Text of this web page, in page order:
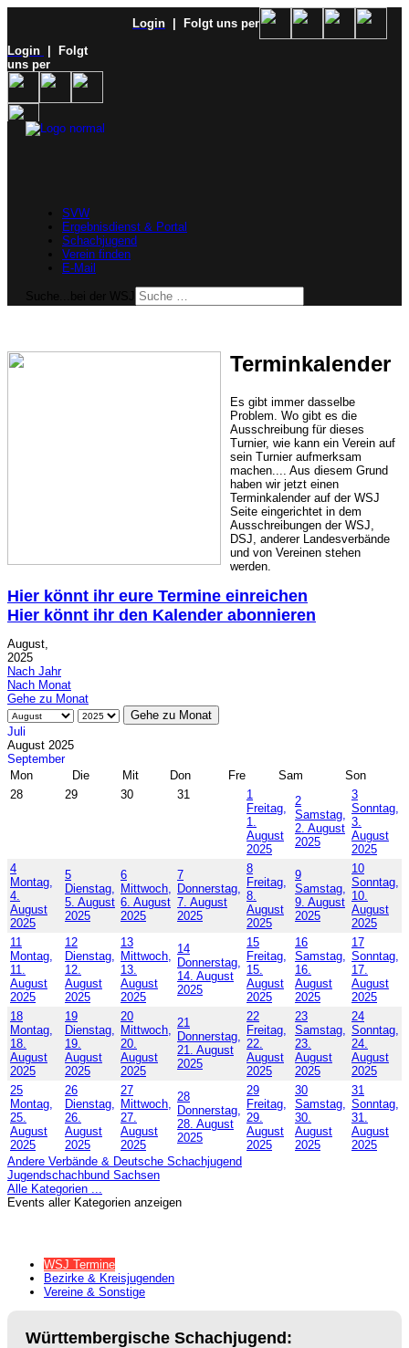
Login
| Folgt uns per
Login
| Folgt
uns per
SVW
Ergebnisdienst & Portal
Schachjugend
Verein finden
E-Mail
Terminkalender
Es gibt immer dasselbe
Problem. Wo gibt es die
Ausschreibung für dieses
Turnier, wie kann ein Verein auf
sein Turnier aufmerksam
machen.... Aus diesem Grund
haben wir jetzt einen
Terminkalender auf der WSJ
Seite eingerichtet in dem
Ausschreibungen der WSJ,
DSJ, anderer Landesverbände
und von Vereinen stehen
werden.
Hier könnt ihr eure Termine einreichen
Hier könnt ihr den Kalender abonnieren
August,
2025
Nach Jahr
Nach Monat
Gehe zu Monat
Gehe zu Monat
Juli
August 2025
September
Mon
Die Mit Don Fre Sam
Son
28
29 30 31
1
Freitag,
1.
August
2025
2
Samstag,
2. August
2025
3
Sonntag,
3.
August
2025
4
Montag,
4.
August
2025
5
Dienstag,
5. August
2025
6
Mittwoch,
6. August
2025
7
Donnerstag,
7. August
2025
8
Freitag,
8.
August
2025
9
Samstag,
9. August
2025
10
Sonntag,
10.
August
2025
11
Montag,
11.
August
2025
12
Dienstag,
12.
August
2025
13
Mittwoch,
13.
August
2025
14
Donnerstag,
14. August
2025
15
Freitag,
15.
August
2025
16
Samstag,
16.
August
2025
17
Sonntag,
17.
August
2025
18
Montag,
18.
August
2025
19
Dienstag,
19.
August
2025
20
Mittwoch,
20.
August
2025
21
Donnerstag,
21. August
2025
22
Freitag,
22.
August
2025
23
Samstag,
23.
August
2025
24
Sonntag,
24.
August
2025
25
Montag,
25.
August
2025
26
Dienstag,
26.
August
2025
27
Mittwoch,
27.
August
2025
28
Donnerstag,
28. August
2025
29
Freitag,
29.
August
2025
30
Samstag,
30.
August
2025
31
Sonntag,
31.
August
2025
Andere Verbände & Deutsche Schachjugend
Jugendschachbund Sachsen
Alle Kategorien ...
Events aller Kategorien anzeigen
WSJ Termine
Bezirke & Kreisjugenden
Vereine & Sonstige
Württembergische Schachjugend: